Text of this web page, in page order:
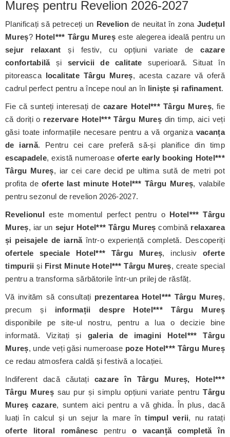
Mureș pentru Revelion 2026-2027
Planificați să petreceți un Revelionde neuitat în zona Județul
Mureș? Hotel*** Târgu Mureșeste alegerea ideală pentru un
sejur relaxant și festiv, cu opțiuni variate decazare
confortabilăși servicii de calitate superioară. Situat în
pitoreasca localitate Târgu Mureș, acesta cazare vă oferă
cadrul perfect pentru a începe noul an în liniște și rafinament.
Fie că sunteți interesați de cazare Hotel*** Târgu Mureș, fie
că doriți o rezervare Hotel*** Târgu Mureș din timp, aici veți
găsi toate informațiile necesare pentru a vă organiza vacanța
de iarnă. Pentru cei care preferă să-și planifice din timp
escapadele, există numeroase oferte early booking Hotel***
Târgu Mureș, iar cei care decid pe ultima sută de metri pot
profita deoferte last minute Hotel*** Târgu Mureș, valabile
pentru sezonul de revelion 2026-2027.
Revelionul este momentul perfect pentru o Hotel*** Târgu
Mureș, iar un sejur Hotel*** Târgu Mureș combină relaxarea
și peisajele de iarnăîntr-o experiență completă. Descoperiți
ofertele speciale Hotel*** Târgu Mureș, inclusivoferte
timpurii și First Minute Hotel*** Târgu Mureș, create special
pentru a transforma sărbătorile într-un prilej de răsfăț.
Vă invităm să consultați prezentarea Hotel*** Târgu Mureș,
precum și informații despre Hotel*** Târgu Mureș
disponibile pe site-ul nostru, pentru a lua o decizie bine
informată. Vizitați și galeria de imagini Hotel*** Târgu
Mureș, unde veți găsi numeroase poze Hotel*** Târgu Mureș
ce redau atmosfera caldă și festivă a locației.
Indiferent dacă căutați cazare în Târgu Mureș, Hotel***
Târgu Mureșsau pur și simplu opțiuni variate pentruTârgu
Mureș cazare, suntem aici pentru a vă ghida. În plus, dacă
luați în calcul și un sejur la mare întimpul verii, nu ratați
oferte litoral românesc pentru o vacanță completă în